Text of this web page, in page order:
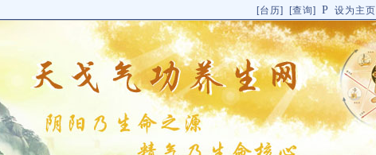
[台历] [查询] P 设为主页